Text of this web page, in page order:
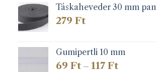
Táskaheveder 30 mm
279 Ft
Gumipertli 10 mm
69 Ft – 117 Ft